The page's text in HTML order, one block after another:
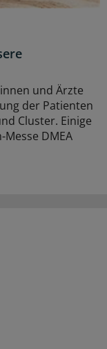
und Ärzte
der Patienten
Cluster. Einige
DMEA